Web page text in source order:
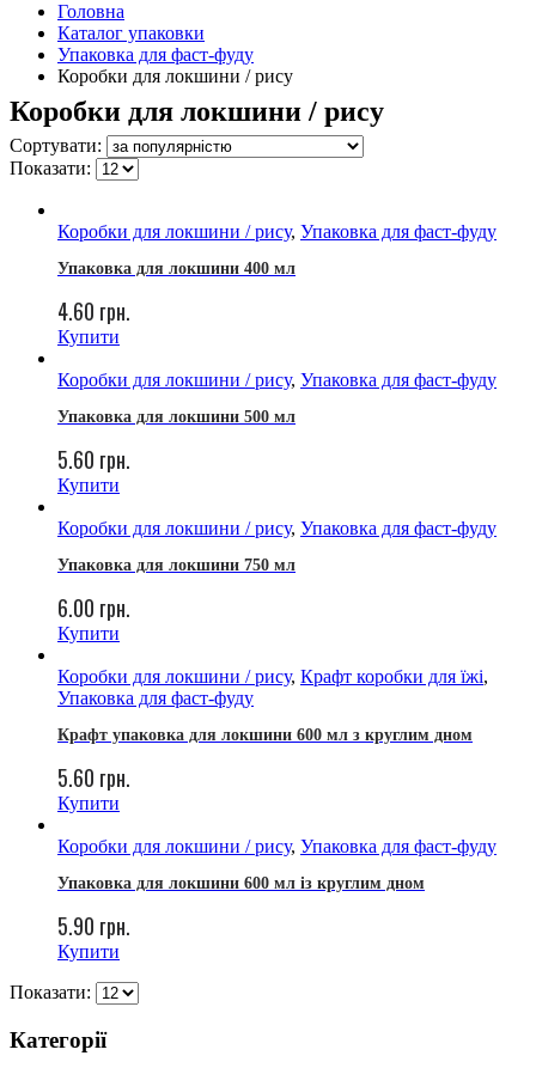
Головна
Каталог упаковки
Упаковка для фаст-фуду
Коробки для локшини / рису
Коробки для локшини / рису
Сортувати:
Показати:
Коробки для локшини / рису, Упаковка для фаст-фуду
Упаковка для локшини 400 мл
4.60 грн.
Купити
Коробки для локшини / рису, Упаковка для фаст-фуду
Упаковка для локшини 500 мл
5.60 грн.
Купити
Коробки для локшини / рису, Упаковка для фаст-фуду
Упаковка для локшини 750 мл
6.00 грн.
Купити
Коробки для локшини / рису, Крафт коробки для їжі,
Упаковка для фаст-фуду
Крафт упаковка для локшини 600 мл з круглим дном
5.60 грн.
Купити
Коробки для локшини / рису, Упаковка для фаст-фуду
Упаковка для локшини 600 мл із круглим дном
5.90 грн.
Купити
Показати:
Категорії